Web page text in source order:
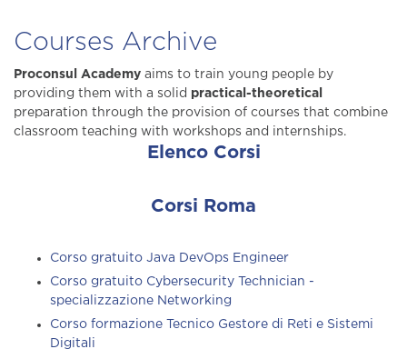
Courses Archive
Proconsul Academy aims to train young people by
providing them with a solid practical-theoretical
preparation through the provision of courses that combine
classroom teaching with workshops and internships.
Elenco Corsi
Corsi Roma
Corso gratuito Java DevOps Engineer
Corso gratuito Cybersecurity Technician -
specializzazione Networking
Corso formazione Tecnico Gestore di Reti e Sistemi
Digitali